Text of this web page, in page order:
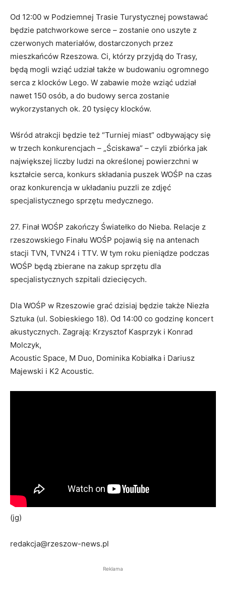
Od 12:00 w Podziemnej Trasie Turystycznej powstawać
będzie patchworkowe serce – zostanie ono uszyte z
czerwonych materiałów, dostarczonych przez
mieszkańców Rzeszowa. Ci, którzy przyjdą do Trasy,
będą mogli wziąć udział także w budowaniu ogromnego
serca z klocków Lego. W zabawie może wziąć udział
nawet 150 osób, a do budowy serca zostanie
wykorzystanych ok. 20 tysięcy klocków.
Wśród atrakcji będzie też “Turniej miast” odbywający się
w trzech konkurencjach – „Ściskawa” – czyli zbiórka jak
największej liczby ludzi na określonej powierzchni w
kształcie serca, konkurs składania puszek WOŚP na czas
oraz konkurencja w układaniu puzzli ze zdjęć
specjalistycznego sprzętu medycznego.
27. Finał WOŚP zakończy Światełko do Nieba. Relacje z
rzeszowskiego Finału WOŚP pojawią się na antenach
stacji TVN, TVN24 i TTV. W tym roku pieniądze podczas
WOŚP będą zbierane na zakup sprzętu dla
specjalistycznych szpitali dziecięcych.
Dla WOŚP w Rzeszowie grać dzisiaj będzie także Niezła
Sztuka (ul. Sobieskiego 18). Od 14:00 co godzinę koncert
akustycznych. Zagrają: Krzysztof Kasprzyk i Konrad
Molczyk,
Acoustic Space, M Duo, Dominika Kobiałka i Dariusz
Majewski i K2 Acoustic.
(jg)
redakcja@rzeszow-news.pl
Reklama